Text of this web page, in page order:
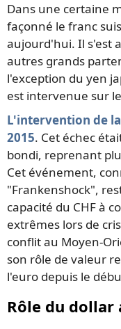
Dans une certaine
façonné le franc
aujourd'hui. Il s'est
autres grands
l'exception du yen
est intervenue sur
L'intervention de
2015. Cet échec
bondi, reprenant
Cet événement,
"Frankenshock",
capacité du CHF à
extrêmes lors de
conflit au Moyen-
son rôle de valeur
l'euro depuis le
Rôle du dollar